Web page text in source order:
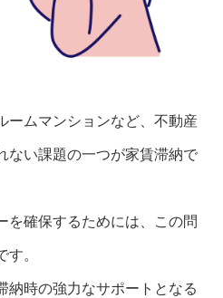
ームマンションなど、不動産
ない課題の一つが家賃滞納で
を確保するためには、この問
。
納時の強力なサポートとなる